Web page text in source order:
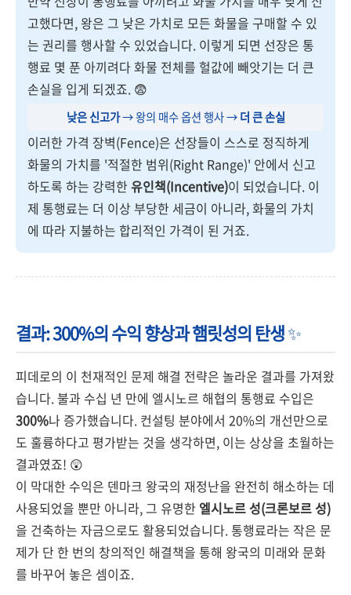
고했다면, 왕은 그 낮은 가치로 모든 화물을 구매할 수 있
는 권리를 행사할 수 있었습니다. 이렇게 되면 선장은 통
행료 몇 푼 아끼려다 화물 전체를 헐값에 빼앗기는 더 큰
손실을 입게 되겠죠. 😨
낮은 신고가→ 왕의 매수 옵션 행사 →더 큰 손실
이러한 가격 장벽(Fence)은 선장들이 스스로 정직하게
화물의 가치를 '적절한 범위(Right Range)' 안에서 신고
하도록 하는 강력한 유인책(Incentive)이 되었습니다. 이
제 통행료는 더 이상 부당한 세금이 아니라, 화물의 가치
에 따라 지불하는 합리적인 가격이 된 거죠.
결과: 300%의 수익 향상과 햄릿성의 탄생✨
피데로의 이 천재적인 문제 해결 전략은 놀라운 결과를 가져왔
습니다. 불과 수십 년 만에 엘시노르 해협의 통행료 수입은
300%나 증가했습니다. 컨설팅 분야에서 20%의 개선만으로
도 훌륭하다고 평가받는 것을 생각하면, 이는 상상을 초월하는
결과였죠! 😲
이 막대한 수익은 덴마크 왕국의 재정난을 완전히 해소하는 데
사용되었을 뿐만 아니라, 그 유명한 엘시노르 성(크론보르 성)
을 건축하는 자금으로도 활용되었습니다. 통행료라는 작은 문
제가 단 한 번의 창의적인 해결책을 통해 왕국의 미래와 문화
를 바꾸어 놓은 셈이죠.